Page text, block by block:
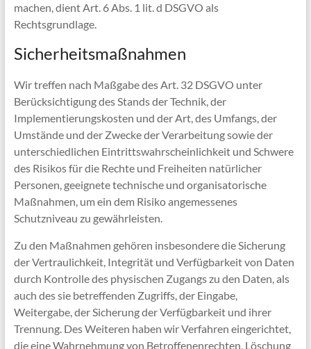
machen, dient Art. 6 Abs. 1 lit. d DSGVO als
Rechtsgrundlage.
Sicherheitsmaßnahmen
Wir treffen nach Maßgabe des Art. 32 DSGVO unter
Berücksichtigung des Stands der Technik, der
Implementierungskosten und der Art, des Umfangs, der
Umstände und der Zwecke der Verarbeitung sowie der
unterschiedlichen Eintrittswahrscheinlichkeit und Schwere
des Risikos für die Rechte und Freiheiten natürlicher
Personen, geeignete technische und organisatorische
Maßnahmen, um ein dem Risiko angemessenes
Schutzniveau zu gewährleisten.
Zu den Maßnahmen gehören insbesondere die Sicherung
der Vertraulichkeit, Integrität und Verfügbarkeit von Daten
durch Kontrolle des physischen Zugangs zu den Daten, als
auch des sie betreffenden Zugriffs, der Eingabe,
Weitergabe, der Sicherung der Verfügbarkeit und ihrer
Trennung. Des Weiteren haben wir Verfahren eingerichtet,
die eine Wahrnehmung von Betroffenenrechten, Löschung